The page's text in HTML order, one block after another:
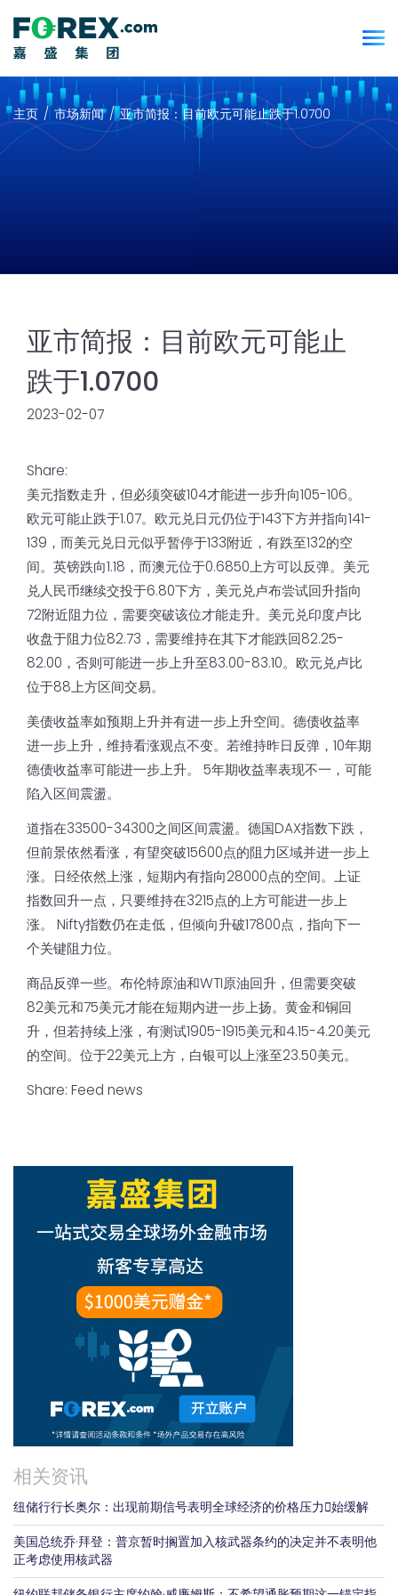
主页 市场新闻 亚市简报：目前欧元可能止跌于1.0700
亚市简报：目前欧元可能止
跌于1.0700
2023-02-07
Share:
美元指数走升，但必须突破104才能进一步升向105-106。
欧元可能止跌于1.07。欧元兑日元仍位于143下方并指向141-
139，而美元兑日元似乎暂停于133附近，有跌至132的空
间。英镑跌向1.18，而澳元位于0.6850上方可以反弹。美元
兑人民币继续交投于6.80下方，美元兑卢布尝试回升指向
72附近阻力位，需要突破该位才能走升。美元兑印度卢比
收盘于阻力位82.73，需要维持在其下才能跌回82.25-
82.00，否则可能进一步上升至83.00-83.10。欧元兑卢比
位于88上方区间交易。
美债收益率如预期上升并有进一步上升空间。德债收益率
进一步上升，维持看涨观点不变。若维持昨日反弹，10年期
德债收益率可能进一步上升。 5年期收益率表现不一，可能
陷入区间震盪。
道指在33500-34300之间区间震盪。德国DAX指数下跌，
但前景依然看涨，有望突破15600点的阻力区域并进一步上
涨。日经依然上涨，短期内有指向28000点的空间。上证
指数回升一点，只要维持在3215点的上方可能进一步上
涨。 Nifty指数仍在走低，但倾向升破17800点，指向下一
个关键阻力位。
商品反弹一些。布伦特原油和WTI原油回升，但需要突破
82美元和75美元才能在短期内进一步上扬。黄金和铜回
升，但若持续上涨，有测试1905-1915美元和4.15-4.20美元
的空间。位于22美元上方，白银可以上涨至23.50美元。
Share: Feed news
相关资讯
纽储行行长奥尔：出现前期信号表明全球经济的价格压力𫔭始缓解
美国总统乔·拜登：普京暂时搁置加入核武器条约的决定并不表明他
正考虑使用核武器